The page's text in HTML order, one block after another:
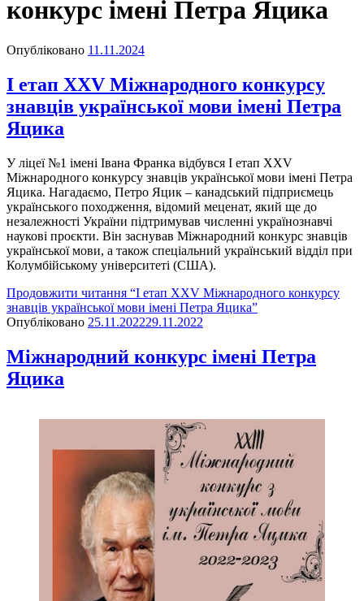
конкурс імені Петра Яцика
Опубліковано 11.11.2024
І етап ХХV Міжнародного конкурсу
знавців української мови імені Петра
Яцика
У ліцеї №1 імені Івана Франка відбувся І етап ХХV
Міжнародного конкурсу знавців української мови імені Петра
Яцика. Нагадаємо, Петро Яцик – канадський підприємець
українського походження, відомий меценат, який ще до
незалежності України підтримував численні українознавчі
наукові проєкти. Він заснував Міжнародний конкурс знавців
української мови, а також спеціальний український відділ при
Колумбійському університеті (США).
Продовжити читання “І етап ХХV Міжнародного конкурсу
знавців української мови імені Петра Яцика”
Опубліковано 25.11.202229.11.2022
Міжнародний конкурс імені Петра
Яцика